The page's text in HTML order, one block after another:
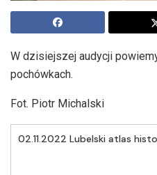
W dzisiejszej audycji
pochówkach.
Fot. Piotr Michalski
02.11.2022 Lubelski atlas